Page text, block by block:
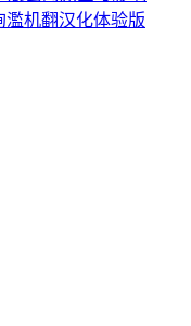
濫机翻汉化体验版